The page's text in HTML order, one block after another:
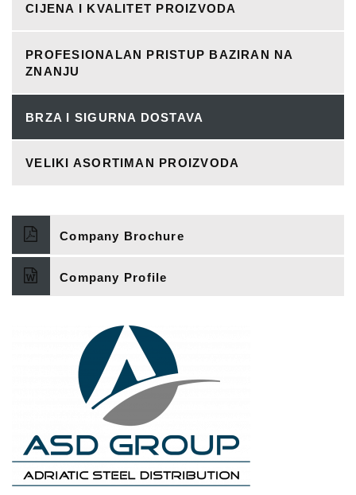
CIJENA I KVALITET PROIZVODA
PROFESIONALAN PRISTUP BAZIRAN NA
ZNANJU
BRZA I SIGURNA DOSTAVA
VELIKI ASORTIMAN PROIZVODA
Company Brochure
Company Profile